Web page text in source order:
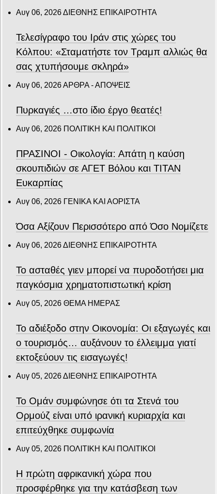
Αυγ 06, 2026ΔΙΕΘΝΗΣ ΕΠΙΚΑΙΡΟΤΗΤΑ
Τελεσίγραφο του Ιράν στις χώρες του
Κόλπου: «Σταματήστε τον Τραμπ αλλιώς θα
σας χτυπήσουμε σκληρά»
Αυγ 06, 2026ΑΡΘΡΑ - ΑΠΟΨΕΙΣ
Πυρκαγιές …στο ίδιο έργο θεατές!
Αυγ 06, 2026 ΠΟΛΙΤΙΚΗ ΚΑΙ ΠΟΛΙΤΙΚΟΙ
ΠΡΑΣΙΝΟΙ - Οικολογία: Απάτη η καύση
σκουπιδιών σε ΑΓΕΤ Βόλου και ΤΙΤΑΝ
Ευκαρπίας
Αυγ 06, 2026 ΓΕΝΙΚΑ ΚΑΙ ΑΟΡΙΣΤΑ
Όσα Αξίζουν Περισσότερο από Όσο Νομίζετε
Αυγ 06, 2026ΔΙΕΘΝΗΣ ΕΠΙΚΑΙΡΟΤΗΤΑ
Το ασταθές γιεν μπορεί να πυροδοτήσει μια
παγκόσμια χρηματοπιστωτική κρίση
Αυγ 05, 2026 ΘΕΜΑ ΗΜΕΡΑΣ
Το αδιέξοδο στην Οικονομία: Οι εξαγωγές και
ο τουρισμός… αυξάνουν το έλλειμμα γιατί
εκτοξεύουν τις εισαγωγές!
Αυγ 05, 2026ΔΙΕΘΝΗΣ ΕΠΙΚΑΙΡΟΤΗΤΑ
Το Ομάν συμφώνησε ότι τα Στενά του
Ορμούζ είναι υπό ιρανική κυριαρχία και
επιτεύχθηκε συμφωνία
Αυγ 05, 2026 ΠΟΛΙΤΙΚΗ ΚΑΙ ΠΟΛΙΤΙΚΟΙ
Η πρώτη αφρικανική χώρα που
προσφέρθηκε για την κατάσβεση των